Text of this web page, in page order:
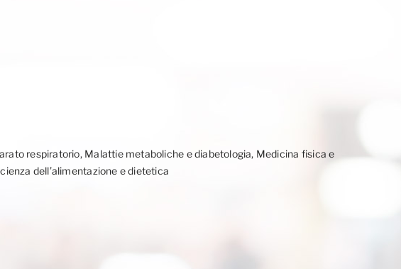
respiratorio, Malattie metaboliche e diabetologia, Medicina fisica e
dell’alimentazione e dietetica